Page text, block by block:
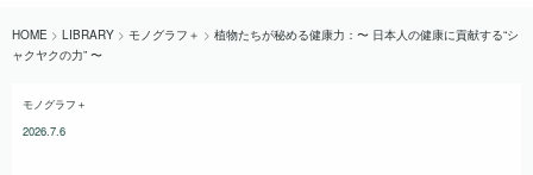
HOME > LIBRARY > モノグラフ＋ > 植物たちが秘める健康力：〜 日本人の健康に貢献する“シ
ャクヤクの力” 〜
モノグラフ＋
2026.7.6